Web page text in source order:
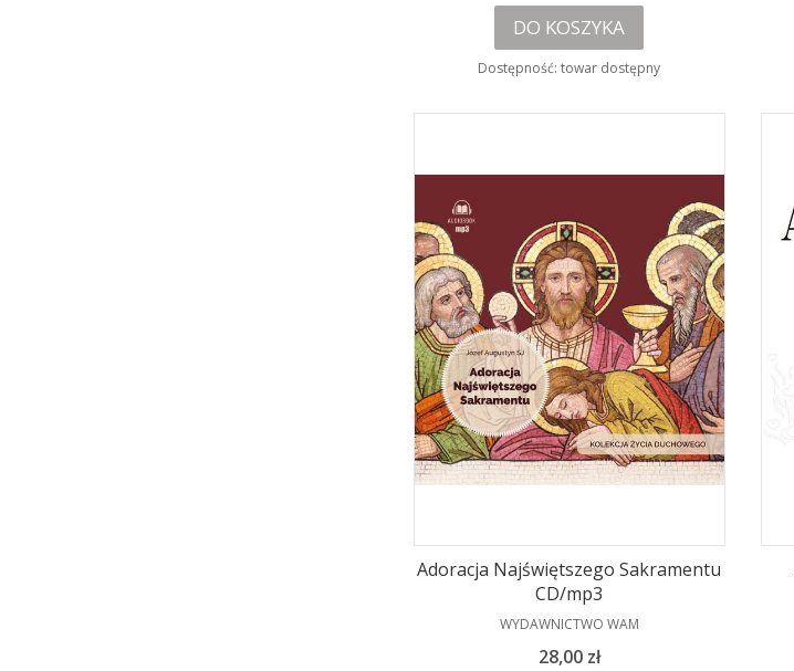
DO KOSZYKA
Dostępność:towar dostępny
Adoracja Najświętszego Sakramentu
CD/mp3
PRODUCENT
WYDAWNICTWO WAM
Cena
28,00 zł